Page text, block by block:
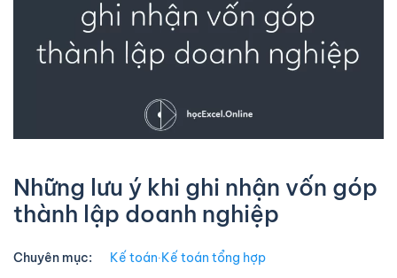
Những lưu ý khi ghi nhận vốn góp
thành lập doanh nghiệp
Chuyên mục: Kế toán∙Kế toán tổng hợp